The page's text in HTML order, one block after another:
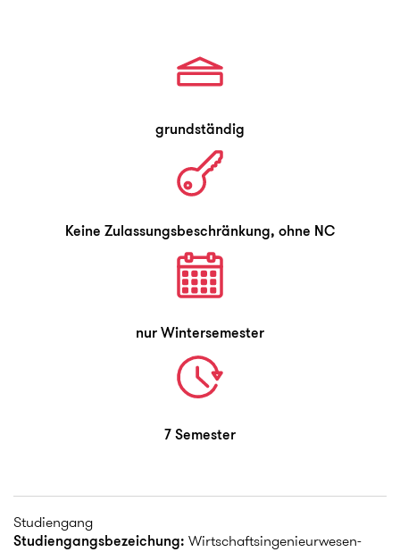
grundständig
Keine Zulassungsbeschränkung, ohne NC
nur Wintersemester
7 Semester
Studiengang
Studiengangsbezeichung: Wirtschaftsingenieurwesen-